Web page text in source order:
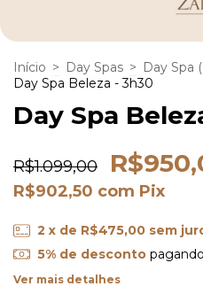
Início > Day Spas > Day Spa
Day Spa Beleza - 3h30
Day Spa
R$1.099,00
R$902,50 com Pix
2 x de R$475,00 sem
5% de desconto
Ver mais detalhes